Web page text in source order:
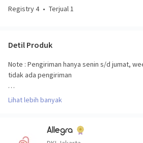
Registry 4 • Terjual 1
Detil Produk
Note : Pengiriman hanya senin s/d jumat,
tidak ada pengiriman
Setiap produk yang telah dibeli tidak dapat
Tas cooler bag dengan model ransel/
untuk para working mom.
Lihat lebih banyak
Allegra